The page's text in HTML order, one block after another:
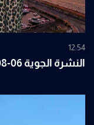
12:54
النشرة الجوية 06-08-2026